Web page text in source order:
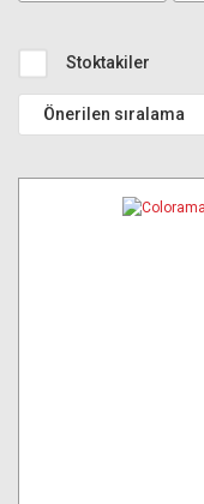
Stoktakiler